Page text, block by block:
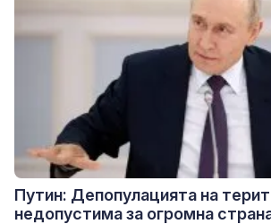
Путин: Депопулацията на
недопустима за огромна